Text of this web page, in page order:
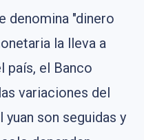
denomina "dinero
la lleva a
país, el Banco
variaciones del
son seguidas y